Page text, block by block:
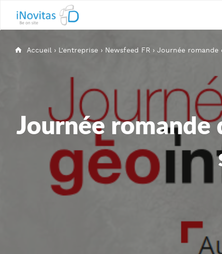
Accueil › L'entreprise › Newsfeed FR › Journée romande
Journée romande